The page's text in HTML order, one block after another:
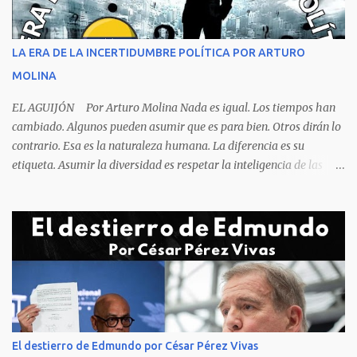
sola, la mesa ordenada, los platos terminados o tapados, todo en
orden y el campeón mundial sentado apacible y sin presentar su
rostro rasgos de asfixia mecánica, que se reflejan en un color
recuento de lo sucedido antes de este día fatídico. ...
LA ERA DE LA INCERTIDUMBRE POLÍTICA POR ARTURO
MOLINA
EL AGUIJÓN Por Arturo Molina Nada es igual. Los tiempos han
cambiado. Algunos pueden asumir que es para bien. Otros dirán lo
contrario. Esa es la naturaleza humana. La diferencia es su
etiqueta. Asumir la diversidad es respetar la inteligencia de las
obliga a los líderes, a crear de forma urgente, estrategias
responsables para restituir la confianza de los ciudadanos hacia
las instituciones. El desmoronamiento moral de la sociedad va a
repercutir en la de los gobernantes, a quienes los devorará la
soledad. Un soplo de aliento fresco es la solicitud en la calle. La
relación sólida entre gobernantes y gobernados se construye con
base a la comunicación y la transparencia en las actuaciones. El
El destierro de Edmundo por César Pérez Vivas